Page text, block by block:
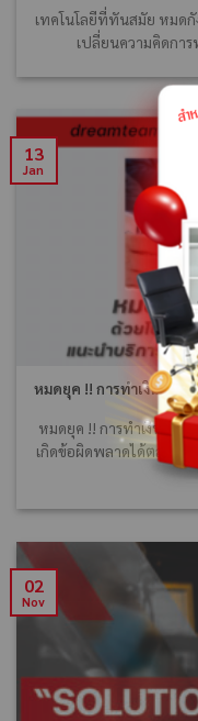
เทคโนโลยีที่ทันสมัย หมด
เปลี่ยนความคิดการ
หมดยุค !! การทำเงินเดือ
หมดยุค !! การทำเงินเดือ
เกิดข้อผิดพลาดได้ตลอดเ
13
Jan
02
Nov